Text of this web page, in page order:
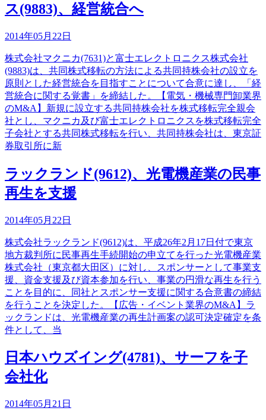
ス(9883)、経営統合へ
2014年05月22日
株式会社マクニカ(7631)と富士エレクトロニクス株式会社
(9883)は、共同株式移転の方法による共同持株会社の設立を
原則とした経営統合を目指すことについて合意に達し、「経
営統合に関する覚書」を締結した。【電気・機械専門卸業界
のM&A】新規に設立する共同持株会社を株式移転完全親会
社とし、マクニカ及び富士エレクトロニクスを株式移転完全
子会社とする共同株式移転を行い、共同持株会社は、東京証
券取引所に新
ラックランド(9612)、光電機産業の民事
再生を支援
2014年05月22日
株式会社ラックランド(9612)は、平成26年2月17日付で東京
地方裁判所に民事再生手続開始の申立てを行った光電機産業
株式会社（東京都大田区）に対し、スポンサーとして事業支
援、資金支援及び資本参加を行い、事業の円滑な再生を行う
ことを目的に、同社とスポンサー支援に関する合意書の締結
を行うことを決定した。【広告・イベント業界のM&A】ラ
ックランドは、光電機産業の再生計画案の認可決定確定を条
件として、当
日本ハウズイング(4781)、サーフを子
会社化
2014年05月21日